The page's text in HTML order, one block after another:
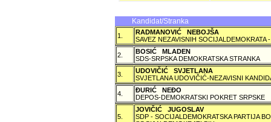
Kandidat/Stranka
1.
RADMANOVIĆ NEBOJŠA
SAVEZ NEZAVISNIH SOCIJALDEMOKRATA
2.
BOSIĆ MLADEN
SDS-SRPSKA DEMOKRATSKA STRANKA
3.
UDOVIČIĆ SVJETLANA
SVJETLANA UDOVIČIĆ-NEZAVISNI
4.
ÐURIĆ NEÐO
DEPOS-DEMOKRATSKI POKRET SRPSKE
5.
JOVIČIĆ JUGOSLAV
SDP - SOCIJALDEMOKRATSKA PARTIJA